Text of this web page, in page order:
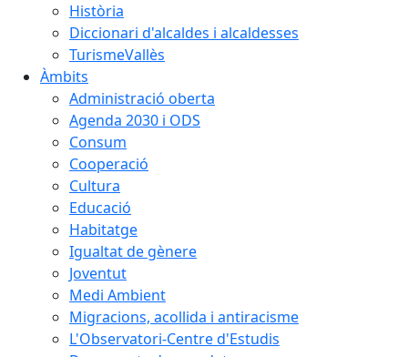
Història
Diccionari d'alcaldes i alcaldesses
TurismeVallès
Àmbits
Administració oberta
Agenda 2030 i ODS
Consum
Cooperació
Cultura
Educació
Habitatge
Igualtat de gènere
Joventut
Medi Ambient
Migracions, acollida i antiracisme
L'Observatori-Centre d'Estudis